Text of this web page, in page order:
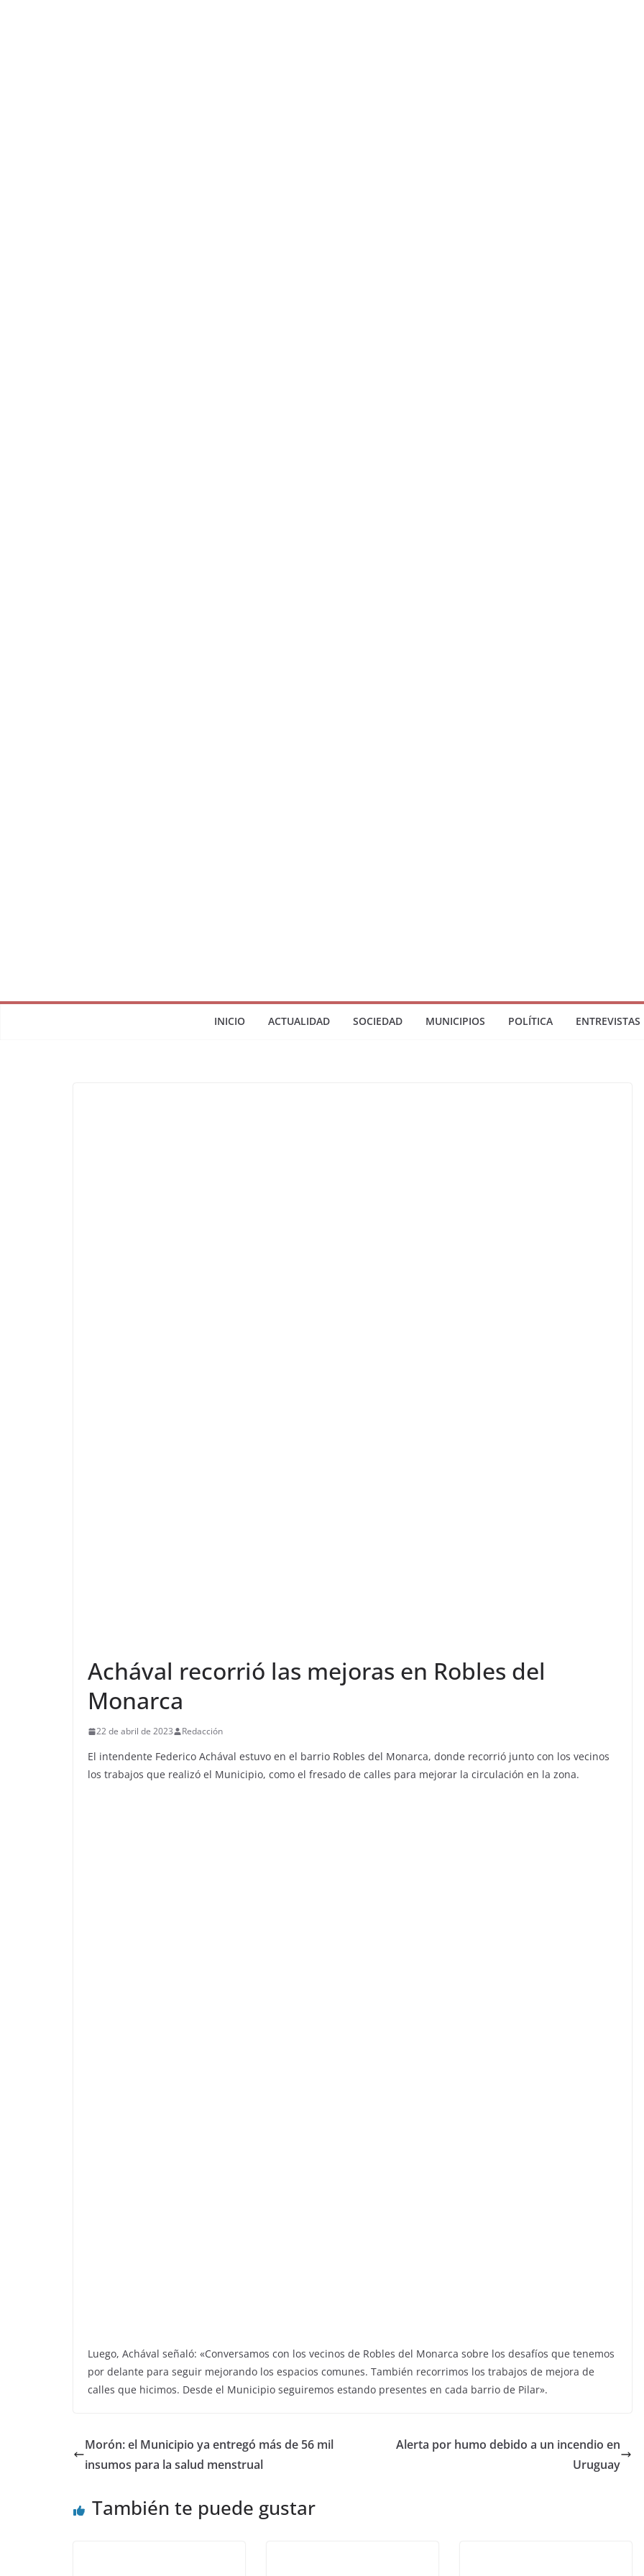
INICIO ACTUALIDAD SOCIEDAD MUNICIPIOS POLÍTICA ENTREVISTAS
Achával recorrió las mejoras en Robles del
Monarca
22 de abril de 2023 Redacción
El intendente Federico Achával estuvo en el barrio Robles del Monarca, donde recorrió junto con los vecinos
los trabajos que realizó el Municipio, como el fresado de calles para mejorar la circulación en la zona.
Luego, Achával señaló: «Conversamos con los vecinos de Robles del Monarca sobre los desafíos que tenemos
por delante para seguir mejorando los espacios comunes. También recorrimos los trabajos de mejora de
calles que hicimos. Desde el Municipio seguiremos estando presentes en cada barrio de Pilar».
Morón: el Municipio ya entregó más de 56 mil
insumos para la salud menstrual
Alerta por humo debido a un incendio en
Uruguay
También te puede gustar